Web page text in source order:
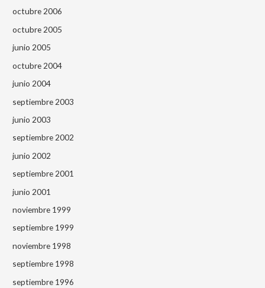
octubre 2006
octubre 2005
junio 2005
octubre 2004
junio 2004
septiembre 2003
junio 2003
septiembre 2002
junio 2002
septiembre 2001
junio 2001
noviembre 1999
septiembre 1999
noviembre 1998
septiembre 1998
septiembre 1996